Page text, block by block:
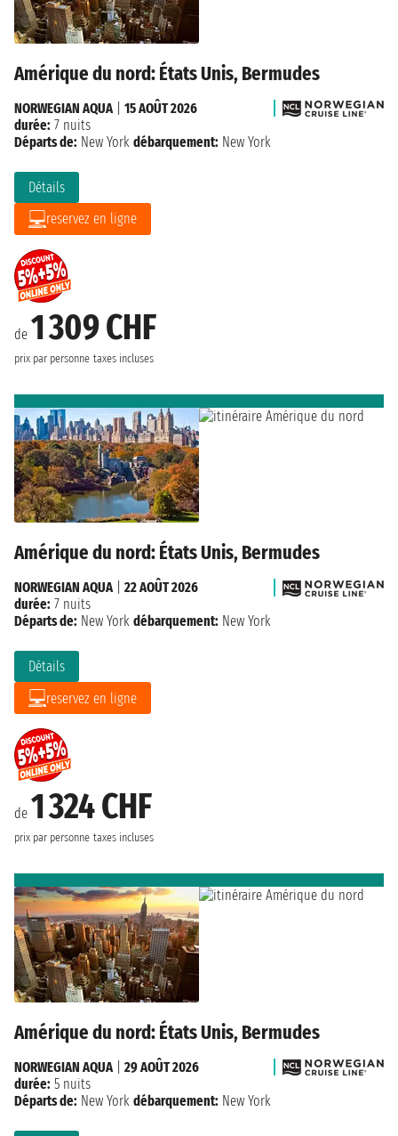
Amérique du nord: États Unis, Bermudes
de 1 309 CHF
prix par personne taxes incluses
Détails
reservez en ligne
NORWEGIAN AQUA
15 AOÛT 2026
durée: 7 nuits
Départs de: New York débarquement: New York
Amérique du nord: États Unis, Bermudes
de 1 324 CHF
prix par personne taxes incluses
Détails
reservez en ligne
NORWEGIAN AQUA| 22 AOÛT 2026
durée: 7 nuits
Départs de: New York débarquement: New York
Amérique du nord: États Unis, Bermudes
NORWEGIAN AQUA
29 AOÛT 2026
durée: 5 nuits
Départs de: New York débarquement: New York